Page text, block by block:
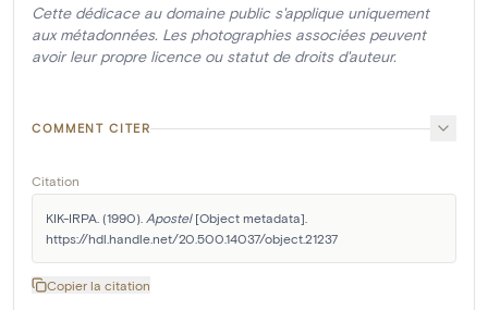
Cette dédicace au domaine public s'applique uniquement
aux métadonnées. Les photographies associées peuvent
avoir leur propre licence ou statut de droits d'auteur.
COMMENT CITER
Citation
KIK-IRPA. (1990). Apostel [Object metadata].
https://hdl.handle.net/20.500.14037/object.21237
Copier la citation